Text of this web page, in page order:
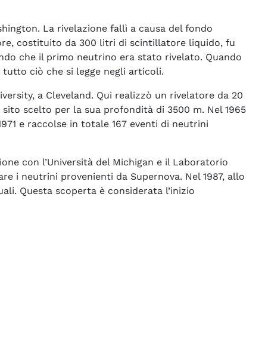
La rivelazione fallì a causa del fondo
costituito da 300 litri di scintillatore liquido, fu
che il primo neutrino era stato rivelato. Quando
ciò che si legge negli articoli.
a Cleveland. Qui realizzò un rivelatore da 20
scelto per la sua profondità di 3500 m. Nel 1965
e raccolse in totale 167 eventi di neutrini
con l’Università del Michigan e il Laboratorio
i neutrini provenienti da Supernova. Nel 1987, allo
Questa scoperta è considerata l’inizio